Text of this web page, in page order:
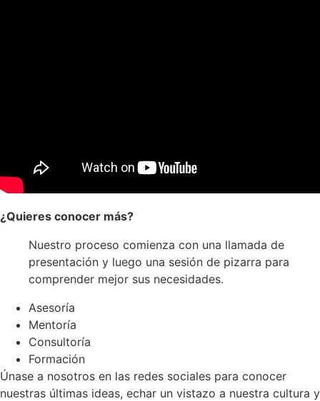
¿Quieres conocer más?
Nuestro proceso comienza con una llamada de
presentación y luego una sesión de pizarra para
comprender mejor sus necesidades.
Asesoría
Mentoría
Consultoría
Formación
Únase a nosotros en las redes sociales para conocer
nuestras últimas ideas, echar un vistazo a nuestra cultura y